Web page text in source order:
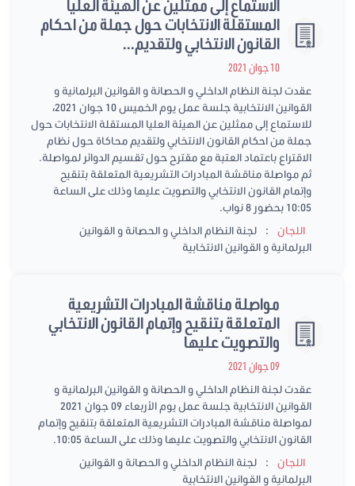
الاستماع إلى ممثلين عن الهيئة العليا
المستقلة الانتخابات حول جملة من احكام
القانون الانتخابي ولتقديم...
عقدت لجنة النظام الداخلي و الحصانة و القوانين البرلمانية و
القوانين الانتخابية جلسة عمل يوم الخميس 10 جوان 2021،
للاستماع إلى ممثلين عن الهيئة العليا المستقلة الانتخابات حول
جملة من احكام القانون الانتخابي ولتقديم محاكاة حول نظام
الاقتراع باعتماد العتبة مع مقترح حول تقسيم الدوائر لمواصلة.
ثم مواصلة مناقشة المبادرات التشريعية المتعلقة بتنقيح
وإتمام القانون الانتخابي والتصويت عليها وذلك على الساعة
10:05 بحضور 8 نواب.
اللجان :
لجنة النظام الداخلي و الحصانة و القوانين
البرلمانية و القوانين الانتخابية
مواصلة مناقشة المبادرات التشريعية
المتعلقة بتنقيح وإتمام القانون الانتخابي
والتصويت عليها
عقدت لجنة النظام الداخلي و الحصانة و القوانين البرلمانية و
القوانين الانتخابية جلسة عمل يوم الأربعاء 09 جوان 2021
لمواصلة مناقشة المبادرات التشريعية المتعلقة بتنقيح وإتمام
القانون الانتخابي والتصويت عليها وذلك على الساعة 10:05.
اللجان :
لجنة النظام الداخلي و الحصانة و القوانين
البرلمانية و القوانين الانتخابية